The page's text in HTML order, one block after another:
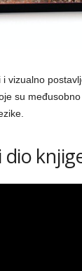
vizualno
su